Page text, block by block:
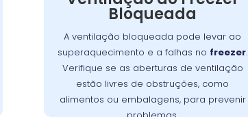
Bloqueada
A ventilação bloqueada pode levar ao
superaquecimento e a falhas no freezer.
Verifique se as aberturas de ventilação
estão livres de obstruções, como
alimentos ou embalagens, para prevenir
problemas.
sistema de refrigeração do
freezer
.
Garanta que as aberturas de ventilação
estejam livres de bloqueios, como
alimentos ou embalagens
. Manter uma
boa ventilação é essencial para
assegurar a eficiência e a longevidade
do
freezer
, prevenindo custos extras
com reparos.